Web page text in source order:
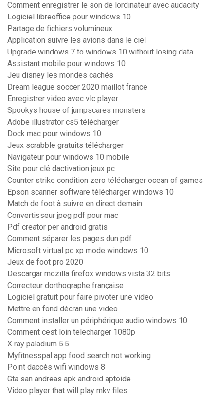
Comment enregistrer le son de lordinateur avec audacity
Logiciel libreoffice pour windows 10
Partage de fichiers volumineux
Application suivre les avions dans le ciel
Upgrade windows 7 to windows 10 without losing data
Assistant mobile pour windows 10
Jeu disney les mondes cachés
Dream league soccer 2020 maillot france
Enregistrer video avec vlc player
Spookys house of jumpscares monsters
Adobe illustrator cs5 télécharger
Dock mac pour windows 10
Jeux scrabble gratuits télécharger
Navigateur pour windows 10 mobile
Site pour clé dactivation jeux pc
Counter strike condition zero télécharger ocean of games
Epson scanner software télécharger windows 10
Match de foot à suivre en direct demain
Convertisseur jpeg pdf pour mac
Pdf creator per android gratis
Comment séparer les pages dun pdf
Microsoft virtual pc xp mode windows 10
Jeux de foot pro 2020
Descargar mozilla firefox windows vista 32 bits
Correcteur dorthographe française
Logiciel gratuit pour faire pivoter une video
Mettre en fond décran une video
Comment installer un périphérique audio windows 10
Comment cest loin telecharger 1080p
X ray paladium 5.5
Myfitnesspal app food search not working
Point daccès wifi windows 8
Gta san andreas apk android aptoide
Video player that will play mkv files